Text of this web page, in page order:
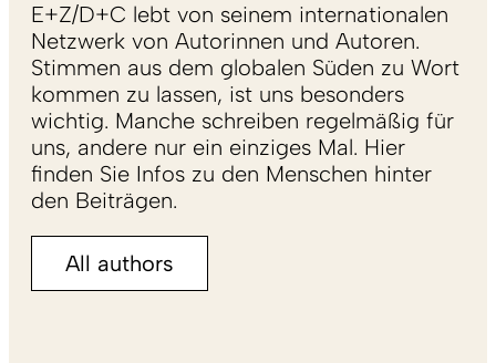
E+Z/D+C lebt von seinem internationalen
Netzwerk von Autorinnen und Autoren.
Stimmen aus dem globalen Süden zu Wort
kommen zu lassen, ist uns besonders
wichtig. Manche schreiben regelmäßig für
uns, andere nur ein einziges Mal. Hier
finden Sie Infos zu den Menschen hinter
den Beiträgen.
All authors